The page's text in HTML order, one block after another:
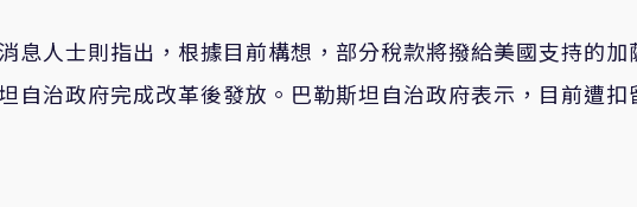
息人士則指出，根據目前構想，部分稅款將撥給美國支持的加
自治政府完成改革後發放。巴勒斯坦自治政府表示，目前遭扣